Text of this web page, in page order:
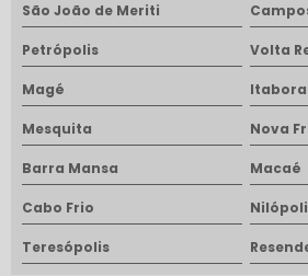
São João de Meriti
Petrópolis Volta
Magé
Mesquita Nova
Barra Mansa Macaé
Cabo Frio
Teresópolis